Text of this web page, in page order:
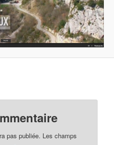
pas publiée. Les champs